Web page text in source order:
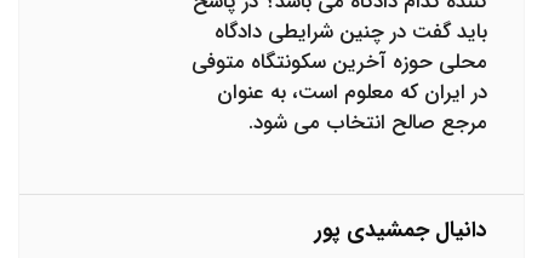
باید گفت در چنین شرایطی دادگاه
محلی حوزه آخرین سکونتگاه متوفی
در ایران که معلوم است، به عنوان
مرجع صالح انتخاب می شود.
دانیال جمشیدی پور